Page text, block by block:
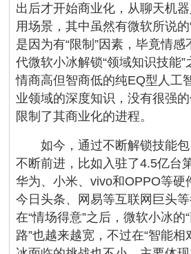
出后才开始商业化，从聊天机
用场景，其中虽然有微软所说
是因为有“限制”因素，毕竟情
代微软小冰解锁“领域知识技能
情商高但智商低的纯EQ型人工
业领域的深度知识，没有很强
限制了其商业化的进程。
如今，通过不断解锁技能包
不断前进，比如入驻了4.5亿台
华为、小米、vivo和OPPO等硬
今日头条、网易等互联网巨头
在“情场得意”之后，微软小冰的
路”也越来越宽，不过在“智能相